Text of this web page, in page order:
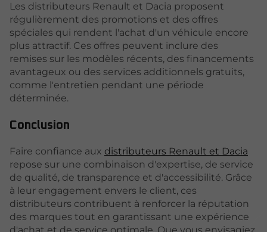
Les distributeurs Renault et Dacia proposent
régulièrement des promotions et des offres
spéciales qui rendent l'achat d'un véhicule encore
plus attractif. Ces offres peuvent inclure des
remises sur les modèles récents, des financements
avantageux ou des services additionnels gratuits,
comme l'entretien pendant une période
déterminée.
Conclusion
Faire confiance aux distributeurs Renault et Dacia
repose sur une combinaison d'expertise, de service
de qualité, de transparence et d'accessibilité. Grâce
à leur engagement envers le client, ces
distributeurs contribuent à renforcer la réputation
des marques tout en garantissant une expérience